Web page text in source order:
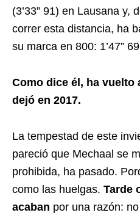
(3’33” 91) en Lausana y,
correr esta distancia, ha
su marca en 800: 1’47”
Como dice él, ha vuelto
dejó en 2017.
La tempestad de este
pareció que Mechaal se
prohibida, ha pasado.
como las huelgas. Tarde
acaban por una razón: